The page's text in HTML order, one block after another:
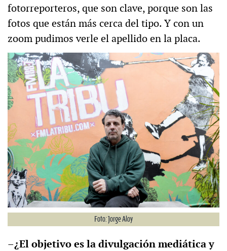
fotorreporteros, que son clave, porque son las
fotos que están más cerca del tipo. Y con un
zoom pudimos verle el apellido en la placa.
Foto: Jorge Aloy
–¿El objetivo es la divulgación mediática y